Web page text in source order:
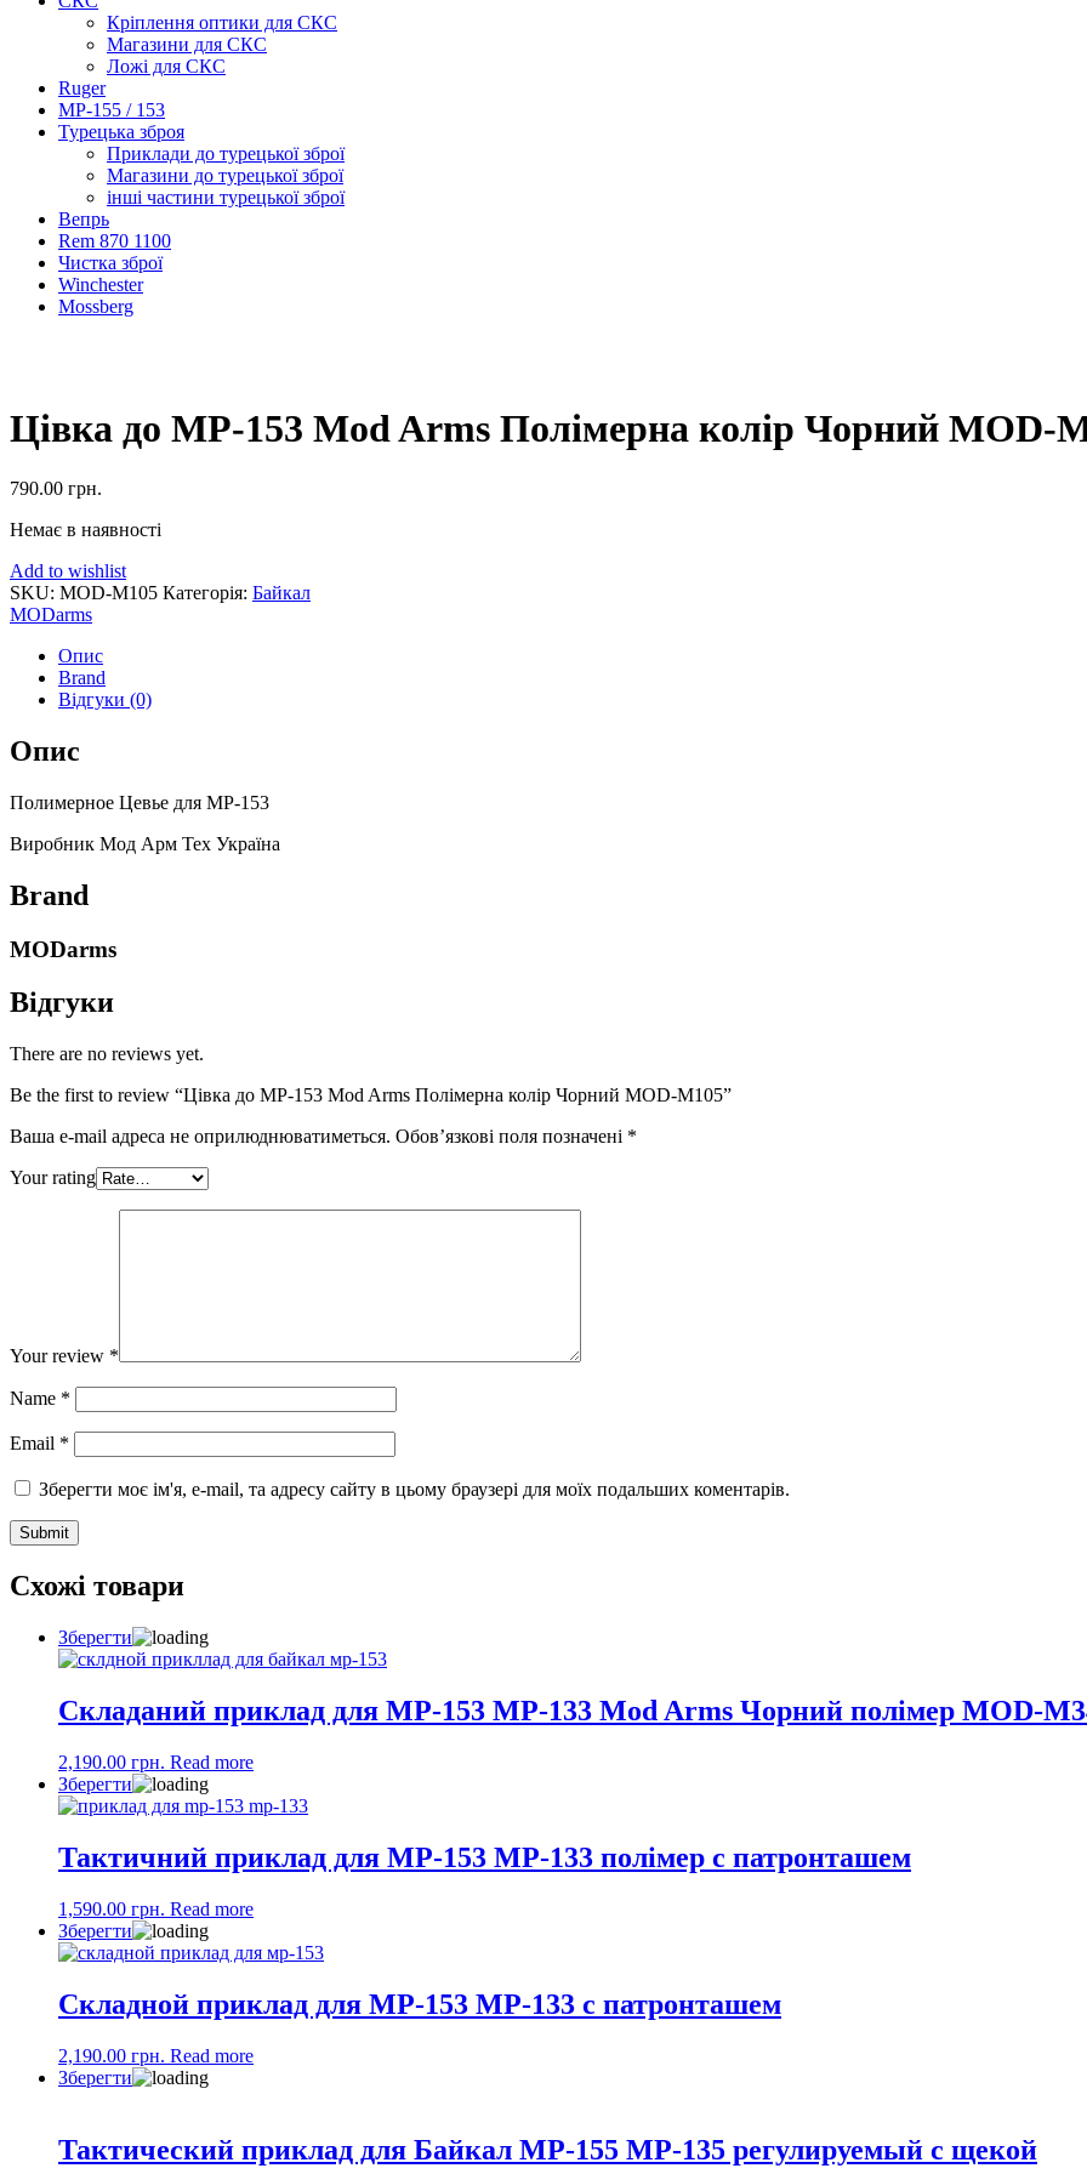
Кріплення оптики для СКС
Магазини для СКС
Ложі для СКС
Ruger
МР-155 / 153
Турецька зброя
Приклади до турецької зброї
Магазини до турецької зброї
інші частини турецької зброї
Вепрь
Rem 870 1100
Чистка зброї
Winchester
Mossberg
Цівка до МР-153 Mod Arms Полімерна колір Чорний MOD-
790.00 грн.
Немає в наявності
Add to wishlist
SKU: MOD-M105 Категорія: Байкал
MODarms
Опис
Brand
Відгуки (0)
Опис
Полимерное Цевье для МР-153
Виробник Мод Арм Тех Україна
Brand
MODarms
Відгуки
There are no reviews yet.
Be the first to review “Цівка до МР-153 Mod Arms Полімерна колір Чорний MOD-M105”
Ваша e-mail адреса не оприлюднюватиметься. Обов’язкові поля позначені *
Your rating
Your review *
Name *
Email *
Зберегти моє ім'я, e-mail, та адресу сайту в цьому браузері для моїх подальших коментарів.
Схожі товари
Зберегти
Складаний приклад для МР-153 МР-133 Mod Arms Чорний полімер MOD-
2,190.00 грн. Read more
Зберегти
Тактичний приклад для МР-153 МР-133 полімер с патронташем
1,590.00 грн. Read more
Зберегти
Складной приклад для МР-153 МР-133 с патронташем
2,190.00 грн. Read more
Зберегти
Тактический приклад для Байкал MP-155 MP-135 регулируемый с щекой